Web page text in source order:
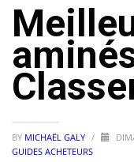
BY MICHAËL GALY /
GUIDES ACHETEURS